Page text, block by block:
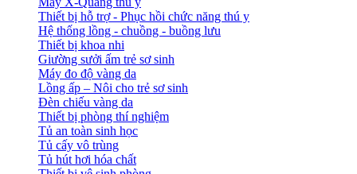
Thiết bị hỗ trợ - Phục hồi chức năng thú y
Hệ thống lồng - chuồng - buồng lưu
Thiết bị khoa nhi
Giường sưởi ấm trẻ sơ sinh
Máy đo độ vàng da
Lồng ấp – Nôi cho trẻ sơ sinh
Đèn chiếu vàng da
Thiết bị phòng thí nghiệm
Tủ an toàn sinh học
Tủ cấy vô trùng
Tủ hút hơi hóa chất